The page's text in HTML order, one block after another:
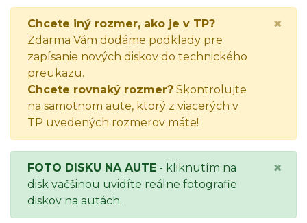
ALFA ROMEO 159, 159 1.9 JTS
16V SW, 2007
Zobraziť údaje o
vozidle
Chcete iný rozmer, ako je v TP?
Zdarma Vám dodáme podklady pre
zapísanie nových diskov do technického
preukazu.
Chcete rovnaký rozmer? Skontrolujte
na samotnom aute, ktorý z viacerých v
TP uvedených rozmerov máte!
×
FOTO DISKU NA AUTE - kliknutím na
disk väčšinou uvidíte reálne fotografie
diskov na autách.
×